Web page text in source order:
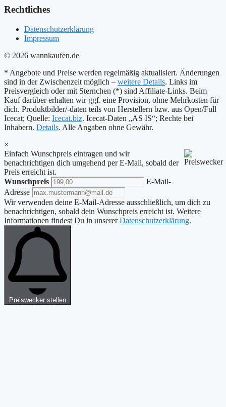
Rechtliches
Datenschutzerklärung
Impressum
© 2026 wannkaufen.de
* Angebote und Preise werden regelmäßig aktualisiert. Änderungen
sind in der Zwischenzeit möglich – weitere Details. Links im
Preisvergleich oder mit Sternchen (*) sind Affiliate-Links. Beim
Kauf darüber erhalten wir ggf. eine Provision, ohne Mehrkosten für
dich. Produktbilder/-daten teils von Herstellern bzw. aus Open/Full
Icecat; Quelle: Icecat.biz. Icecat-Daten „AS IS“; Rechte bei
Inhabern. Details. Alle Angaben ohne Gewähr.
×
Einfach Wunschpreis eintragen und wir
benachrichtigen dich umgehend per E-Mail, sobald der
Preis erreicht ist.
Wunschpreis
E-Mail-
Adresse
Wir verwenden deine E-Mail-Adresse ausschließlich, um dich zu
benachrichtigen, sobald dein Wunschpreis erreicht ist. Weitere
Informationen findest Du in unsererDatenschutzerklärung.
Preiswecker stellen